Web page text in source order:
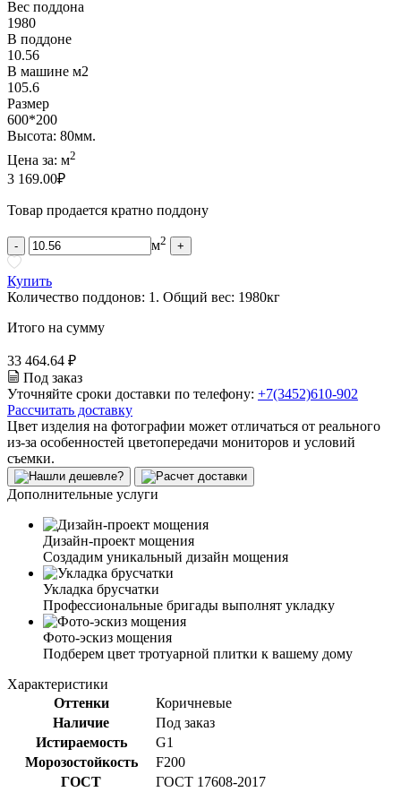
Вес поддона
1980
В поддоне
10.56
В машине м2
105.6
Размер
600*200
Высота: 80мм.
Цена за: м2
3 169.00₽
Товар продается кратно поддону
- м2 +
Купить
Количество поддонов: 1 . Общий вес: 1980кг
Итого на сумму
33 464.64 ₽
Под заказ
Уточняйте сроки доставки по телефону: +7(3452)610-902
Рассчитать доставку
Цвет изделия на фотографии может отличаться от реального
из-за особенностей цветопередачи мониторов и условий
съемки.
Дополнительные услуги
Дизайн-проект мощения
Создадим уникальный дизайн мощения
Укладка брусчатки
Профессиональные бригады выполнят укладку
Фото-эскиз мощения
Подберем цвет тротуарной плитки к вашему дому
Характеристики
Оттенки
Коричневые
Наличие
Под заказ
Истираемость
G1
Морозостойкость
F200
ГОСТ
ГОСТ 17608-2017